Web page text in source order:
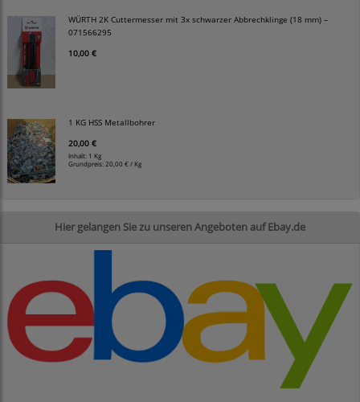
WÜRTH 2K Cuttermesser mit 3x schwarzer Abbrechklinge (18 mm) –
071566295
10,00 €
1 KG HSS Metallbohrer
20,00 €
Inhalt: 1 Kg
Grundpreis: 20,00 € / Kg
Hier gelangen Sie zu unseren Angeboten auf Ebay.de